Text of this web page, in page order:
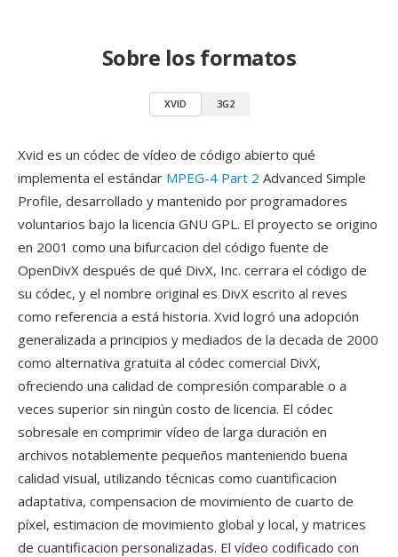
Sobre los formatos
XVID 3G2
Xvid es un códec de vídeo de código abierto qué
implementa el estándar MPEG-4 Part 2 Advanced Simple
Profile, desarrollado y mantenido por programadores
voluntarios bajo la licencia GNU GPL. El proyecto se origino
en 2001 como una bifurcacion del código fuente de
OpenDivX después de qué DivX, Inc. cerrara el código de
su códec, y el nombre original es DivX escrito al reves
como referencia a está historia. Xvid logró una adopción
generalizada a principios y mediados de la decada de 2000
como alternativa gratuita al códec comercial DivX,
ofreciendo una calidad de compresión comparable o a
veces superior sin ningún costo de licencia. El códec
sobresale en comprimir vídeo de larga duración en
archivos notablemente pequeños manteniendo buena
calidad visual, utilizando técnicas como cuantificacion
adaptativa, compensacion de movimiento de cuarto de
píxel, estimacion de movimiento global y local, y matrices
de cuantificacion personalizadas. El vídeo codificado con